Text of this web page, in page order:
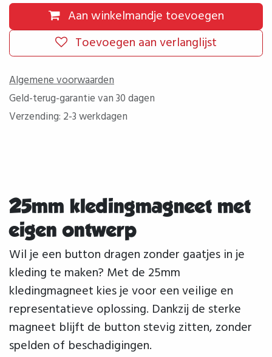
Aan winkelmandje toevoegen
Toevoegen aan verlanglijst
Algemene voorwaarden
Geld-terug-garantie van 30 dagen
Verzending: 2-3 werkdagen
25mm kledingmagneet met
eigen ontwerp
Wil je een button dragen zonder gaatjes in je
kleding te maken? Met de 25mm
kledingmagneet kies je voor een veilige en
representatieve oplossing. Dankzij de sterke
magneet blijft de button stevig zitten, zonder
spelden of beschadigingen.